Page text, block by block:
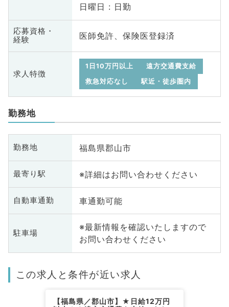
日曜日 : 日勤
応募資格・
経験
医師免許、保険医登録済
求人特徴
1日10万円以上
遠方交通費支給
救急対応なし
駅近・徒歩圏内
勤務地
勤務地 福島県郡山市
最寄り駅 ※詳細はお問い合わせください
自動車通勤 車通勤可能
駐車場
※最新情報を確認いたしますので
お問い合わせください
この求人と条件が近い求人
【福島県／郡山市】★日給12万円